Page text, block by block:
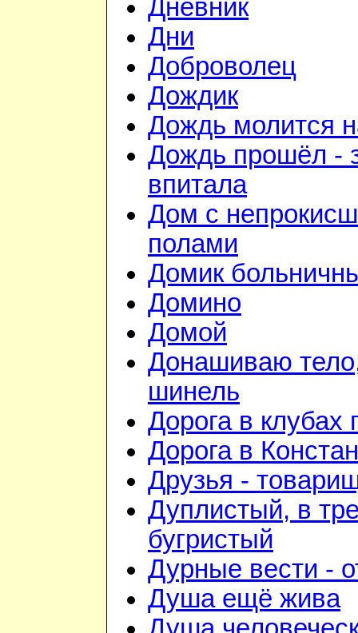
Дневник
Дни
Доброволец
Дождик
Дождь молится
Дождь прошёл -
впитала
Дом с
полами
Домик
Домино
Домой
Донашиваю
шинель
Дорога в клубах
Дорога в
Друзья -
Дуплистый, в
бугристый
Дурные вести -
Душа ещё жива